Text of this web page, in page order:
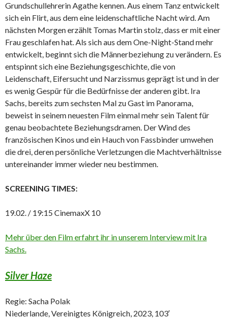
Grundschullehrerin Agathe kennen. Aus einem Tanz entwickelt
sich ein Flirt, aus dem eine leidenschaftliche Nacht wird. Am
nächsten Morgen erzählt Tomas Martin stolz, dass er mit einer
Frau geschlafen hat. Als sich aus dem One-Night-Stand mehr
entwickelt, beginnt sich die Männerbeziehung zu verändern. Es
entspinnt sich eine Beziehungsgeschichte, die von
Leidenschaft, Eifersucht und Narzissmus geprägt ist und in der
es wenig Gespür für die Bedürfnisse der anderen gibt. Ira
Sachs, bereits zum sechsten Mal zu Gast im Panorama,
beweist in seinem neuesten Film einmal mehr sein Talent für
genau beobachtete Beziehungsdramen. Der Wind des
französischen Kinos und ein Hauch von Fassbinder umwehen
die drei, deren persönliche Verletzungen die Machtverhältnisse
untereinander immer wieder neu bestimmen.
SCREENING TIMES:
19.02. / 19:15 CinemaxX 10
Mehr über den Film erfahrt ihr in unserem Interview mit Ira
Sachs.
Silver Haze
Regie: Sacha Polak
Niederlande, Vereinigtes Königreich, 2023, 103′